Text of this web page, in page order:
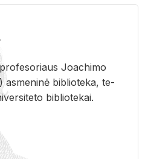
Jo­a­chi­mo
as­me­ni­nė bi­b­lio­te­ka, te­
bi­b­lio­te­kai.